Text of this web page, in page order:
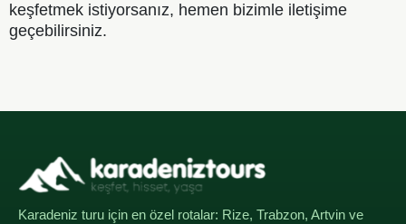
keşfetmek istiyorsanız, hemen bizimle iletişime
geçebilirsiniz.
Karadeniz turu için en özel rotalar: Rize, Trabzon, Artvin ve